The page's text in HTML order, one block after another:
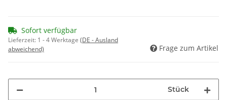
Sofort verfügbar
Lieferzeit: 1 - 4 Werktage (DE - Ausland
abweichend)
Frage zum Artikel
Stück